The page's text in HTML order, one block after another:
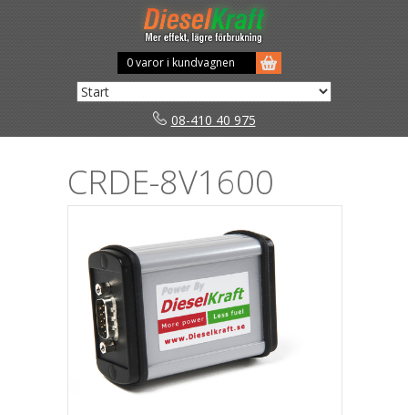
08-410 40 975
0 varor i kundvagnen
CRDE-8V1600